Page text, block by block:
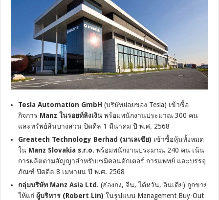
Tesla Automation GmbH (บริษัทย่อยของ Tesla) เข้าซื้อ
กิจการ Manz ในรอยท์ลิงเงิน พร้อมพนักงานประมาณ 300 คน
และทรัพย์สินบางส่วน ปิดดีล 1 มีนาคม ปี พ.ศ. 2568
Greatech Technology Berhad (มาเลเซีย) เข้าซื้อหุ้นทั้งหมด
ใน Manz Slovakia s.r.o. พร้อมพนักงานประมาณ 240 คน เน้น
การผลิตตามสัญญาสำหรับเซมิคอนดักเตอร์ การแพทย์ และบรรจุ
ภัณฑ์ ปิดดีล 8 เมษายน ปี พ.ศ. 2568
กลุ่มบริษัท Manz Asia Ltd. (ฮ่องกง, จีน, ไต้หวัน, อินเดีย) ถูกขาย
ให้แก่ ผู้บริหาร (Robert Lin) ในรูปแบบ Management Buy-Out